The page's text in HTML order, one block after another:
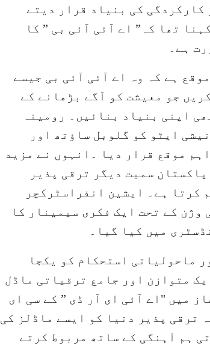
کی بنیاد قرار دیتے
تھا کہ” اے آئی آئی بی ” کا
ہے۔
ہے کہ وہ اے آئی آئی بی جیسے
جو معیشت کو آگے بڑھانے کے
اپنی بنیاد بنائیں۔ رومینہ
ایٹو کو گلوبل ساؤتھ اور
موقع قرار دیا ۔انہوں نے مزید
سمیت دیگر ترقی پذیر
کرتا ہے۔ ایشین انفراسٹرکچر
وژن کے تحت ایک فکری سیمینار کا
میں کیا گیا۔
ماحولیاتی استحکام کو یکجا
متوازن اور جامع ترقیاتی ماڈل
میں "اے آئی ای آر ڈی ” کے سی ای
ترقی پذیر دنیا کو ایسے ماڈلز کی
ہم آہنگی کے ساتھ مربوط کرتے